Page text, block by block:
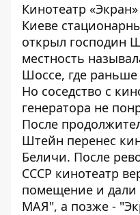
Кинотеатр
Киеве
открыл господин
местность
Шоссе, где
Но соседство с
генератора не
После
Штейн перенес
Беличи. После
СССР кинотеатр
помещение и дали
МАЯ", а позже -